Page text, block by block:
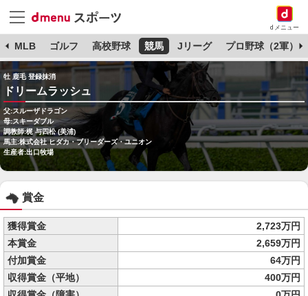
dメニュー
MLB ゴルフ 高校野球 競馬 Jリーグ プロ野球（2軍）
牡 鹿毛 登録抹消
ドリームラッシュ
父:スルーザドラゴン
母:スキーダブル
調教師:梶 与四松 (美浦)
馬主:株式会社 ヒダカ・ブリーダーズ・ユニオン
生産者:出口牧場
賞金
獲得賞金
2,723万円
本賞金
2,659万円
付加賞金
64万円
収得賞金（平地）
400万円